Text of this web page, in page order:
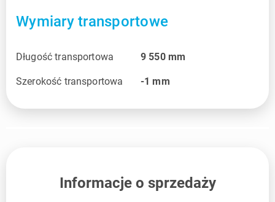
Wymiary transportowe
Długość transportowa 9 550 mm
Szerokość transportowa -1 mm
Informacje o sprzedaży